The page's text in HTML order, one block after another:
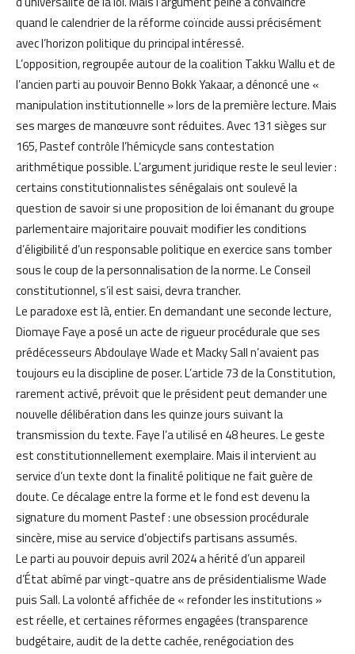
quand le calendrier de la réforme coïncide aussi précisément
avec l’horizon politique du principal intéressé.
L’opposition, regroupée autour de la coalition Takku Wallu et de
l’ancien parti au pouvoir Benno Bokk Yakaar, a dénoncé une «
manipulation institutionnelle » lors de la première lecture. Mais
ses marges de manœuvre sont réduites. Avec 131 sièges sur
165, Pastef contrôle l’hémicycle sans contestation
arithmétique possible. L’argument juridique reste le seul levier :
certains constitutionnalistes sénégalais ont soulevé la
question de savoir si une proposition de loi émanant du groupe
parlementaire majoritaire pouvait modifier les conditions
d’éligibilité d’un responsable politique en exercice sans tomber
sous le coup de la personnalisation de la norme. Le Conseil
constitutionnel, s’il est saisi, devra trancher.
Le paradoxe est là, entier. En demandant une seconde lecture,
Diomaye Faye a posé un acte de rigueur procédurale que ses
prédécesseurs Abdoulaye Wade et Macky Sall n’avaient pas
toujours eu la discipline de poser. L’article 73 de la Constitution,
rarement activé, prévoit que le président peut demander une
nouvelle délibération dans les quinze jours suivant la
transmission du texte. Faye l’a utilisé en 48 heures. Le geste
est constitutionnellement exemplaire. Mais il intervient au
service d’un texte dont la finalité politique ne fait guère de
doute. Ce décalage entre la forme et le fond est devenu la
signature du moment Pastef : une obsession procédurale
sincère, mise au service d’objectifs partisans assumés.
Le parti au pouvoir depuis avril 2024 a hérité d’un appareil
d’État abîmé par vingt-quatre ans de présidentialisme Wade
puis Sall. La volonté affichée de « refonder les institutions »
est réelle, et certaines réformes engagées (transparence
budgétaire, audit de la dette cachée, renégociation des